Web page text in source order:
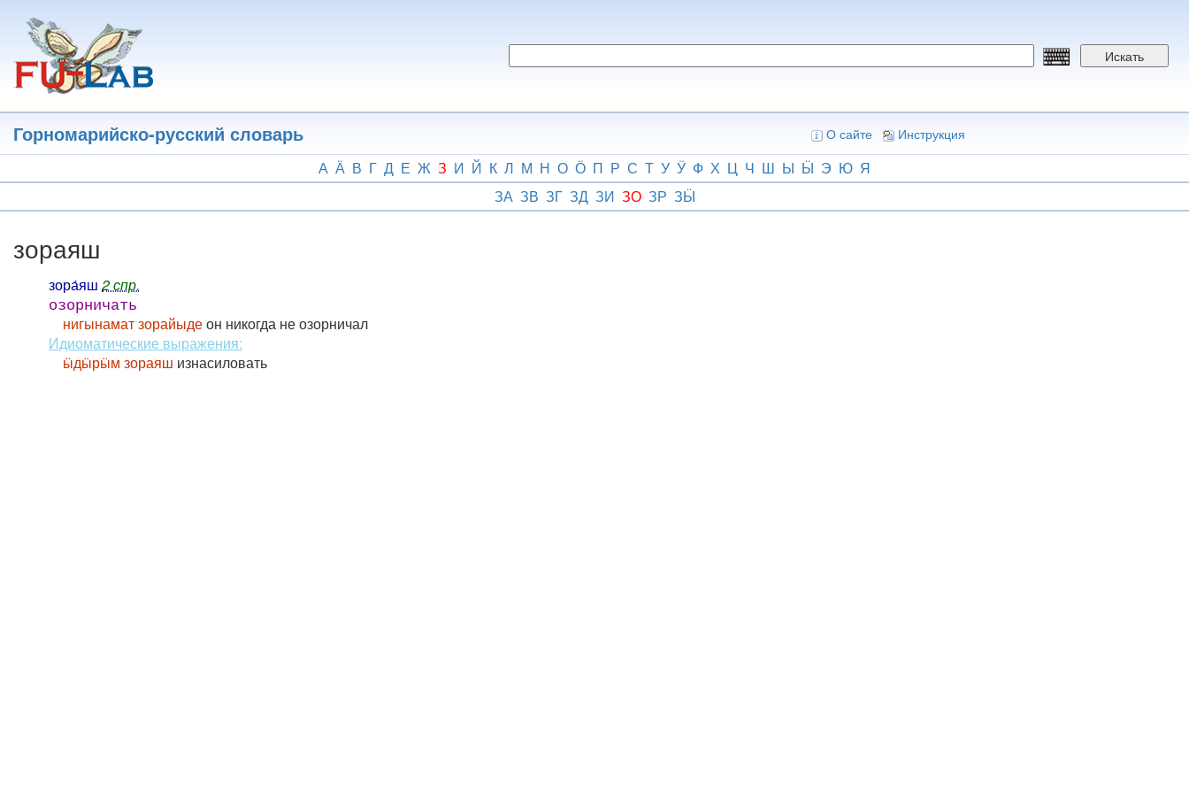
основному
содержанию
Искать
Горномарийско-русский словарь О сайте Инструкция
А Ӓ В Г Д Е Ж З И Й К Л М Н О Ӧ П Р С Т У Ӱ Ф Х Ц Ч Ш Ы Ӹ Э Ю Я
ЗА ЗВ ЗГ ЗД ЗИ ЗО ЗР ЗӸ
зораяш
зора́яш2 спр.
озорничать
нигынамат зорайыдеон никогда не озорничал
Идиоматические выражения:
ӹдӹрӹм зораяш изнасиловать